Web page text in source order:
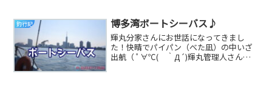
釣行記 博多湾ボートシーバス♪
輝丸分家さんにお世話になってきまし
た！快晴でパイパン（べた凪）の中いざ
出航（ ﾟ∀℃( ｀Д´)輝丸管理人さん、